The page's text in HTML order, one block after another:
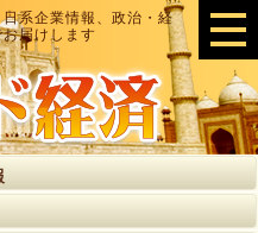
系企業情報、政治・経
届けします